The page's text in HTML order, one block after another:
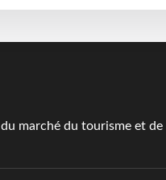
marché du tourisme et